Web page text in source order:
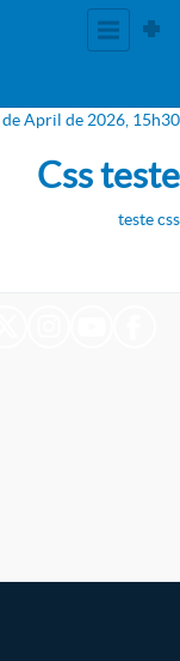
deApril de 2026, 15h30
Css teste
teste css